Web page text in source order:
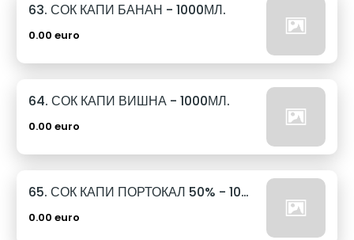
63. СОК КАПИ БАНАН - 1000МЛ.
0.00 euro
64. СОК КАПИ ВИШНА - 1000МЛ.
0.00 euro
65. СОК КАПИ ПОРТОКАЛ 50% - 1000МЛ.
0.00 euro